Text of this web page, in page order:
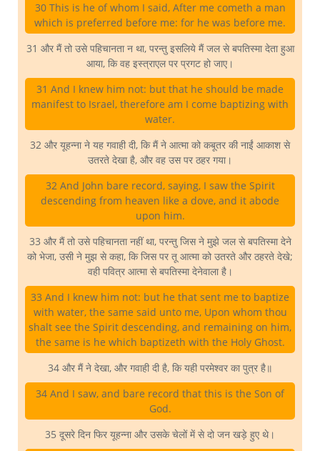
30 This is he of whom I said, After me cometh a man
which is preferred before me: for he was before me.
31 और मैं तो उसे पहिचानता न था, परन्तु इसलिये मैं जल से बपतिस्मा देता हुआ
आया, कि वह इस्त्राएल पर प्रगट हो जाए।
31 And I knew him not: but that he should be made
manifest to Israel, therefore am I come baptizing with
water.
32 और यूहन्ना ने यह गवाही दी, कि मैं ने आत्मा को कबूतर की नाईं आकाश से
उतरते देखा है, और वह उस पर ठहर गया।
32 And John bare record, saying, I saw the Spirit
descending from heaven like a dove, and it abode
upon him.
33 और मैं तो उसे पहिचानता नहीं था, परन्तु जिस ने मुझे जल से बपतिस्मा देने
को भेजा, उसी ने मुझ से कहा, कि जिस पर तू आत्मा को उतरते और ठहरते देखे;
वही पवित्र आत्मा से बपतिस्मा देनेवाला है।
33 And I knew him not: but he that sent me to baptize
with water, the same said unto me, Upon whom thou
shalt see the Spirit descending, and remaining on him,
the same is he which baptizeth with the Holy Ghost.
34 और मैं ने देखा, और गवाही दी है, कि यही परमेश्वर का पुत्र है॥
34 And I saw, and bare record that this is the Son of
God.
35 दूसरे दिन फिर यूहन्ना और उसके चेलों में से दो जन खड़े हुए थे।